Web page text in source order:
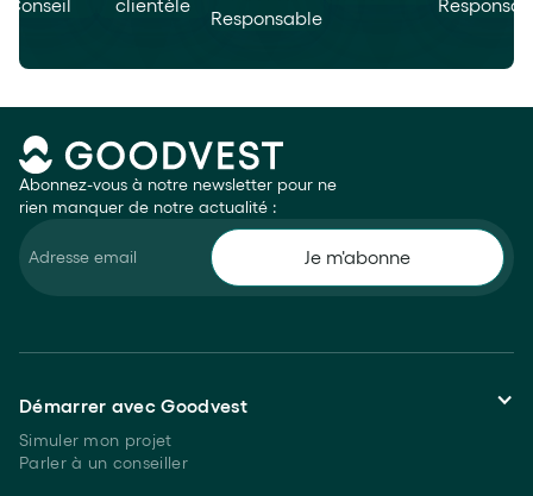
Abonnez-vous à notre newsletter pour ne
rien manquer de notre actualité :
Démarrer avec Goodvest
Simuler mon projet
Parler à un conseiller